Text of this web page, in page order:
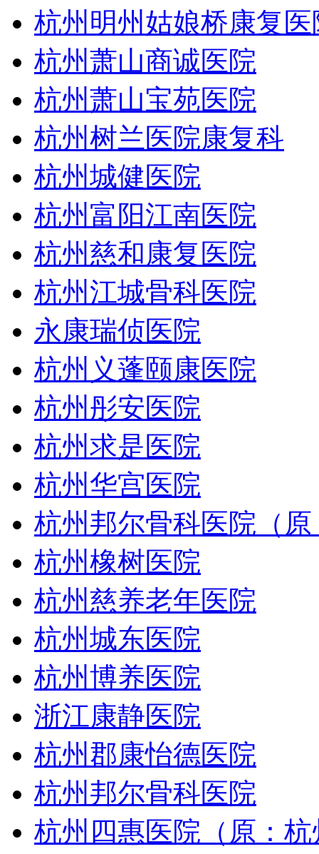
杭州明州姑娘桥康复医
杭州萧山商诚医院
杭州萧山宝苑医院
杭州树兰医院康复科
杭州城健医院
杭州富阳江南医院
杭州慈和康复医院
杭州江城骨科医院
永康瑞侦医院
杭州义蓬颐康医院
杭州彤安医院
杭州求是医院
杭州华宫医院
杭州邦尔骨科医院（
杭州橡树医院
杭州慈养老年医院
杭州城东医院
杭州博养医院
浙江康静医院
杭州郡康怡德医院
杭州邦尔骨科医院
杭州四惠医院（原：